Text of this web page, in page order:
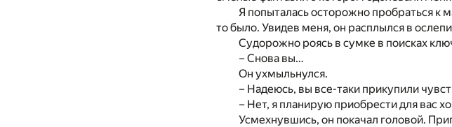
Я попыталась осторожно пробраться к
то было. Увидев меня, он расплылся в
Судорожно роясь в сумке в поисках
– Снова вы…
Он ухмыльнулся.
– Надеюсь, вы все-таки прикупили
– Нет, я планирую приобрести для вас
Усмехнувшись, он покачал головой.